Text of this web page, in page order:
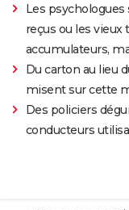
Les psychologues
reçus ou les vieux
accumulateurs,
Du carton au lieu
misent sur cette
Des policiers
conducteurs